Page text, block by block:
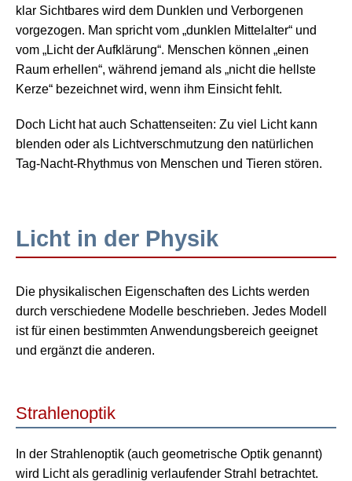
klar Sichtbares wird dem Dunklen und Verborgenen
vorgezogen. Man spricht vom „dunklen Mittelalter“ und
vom „Licht der Aufklärung“. Menschen können „einen
Raum erhellen“, während jemand als „nicht die hellste
Kerze“ bezeichnet wird, wenn ihm Einsicht fehlt.
Doch Licht hat auch Schattenseiten: Zu viel Licht kann
blenden oder als Lichtverschmutzung den natürlichen
Tag-Nacht-Rhythmus von Menschen und Tieren stören.
Licht in der Physik
Die physikalischen Eigenschaften des Lichts werden
durch verschiedene Modelle beschrieben. Jedes Modell
ist für einen bestimmten Anwendungsbereich geeignet
und ergänzt die anderen.
Strahlenoptik
In der Strahlenoptik (auch geometrische Optik genannt)
wird Licht als geradlinig verlaufender Strahl betrachtet.